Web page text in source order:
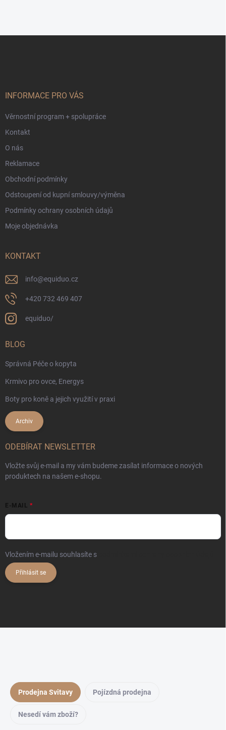
INFORMACE PRO VÁS
Věrnostní program + spolupráce
Kontakt
O nás
Reklamace
Obchodní podmínky
Odstoupení od kupní smlouvy/výměna
Podmínky ochrany osobních údajů
Moje objednávka
KONTAKT
info@equiduo.cz
+420 732 469 407
equiduo/
BLOG
Správná Péče o kopyta
Krmivo pro ovce, Energys
Boty pro koně a jejich využití v praxi
Archiv
ODEBÍRAT NEWSLETTER
Vložte svůj e-mail a my vám budeme zasílat informace o nových
produktech na našem e-shopu.
E-MAIL
Vložením e-mailu souhlasíte s
Přihlásit se
Prodejna Svitavy Pojízdná prodejna
Nesedí vám zboží?